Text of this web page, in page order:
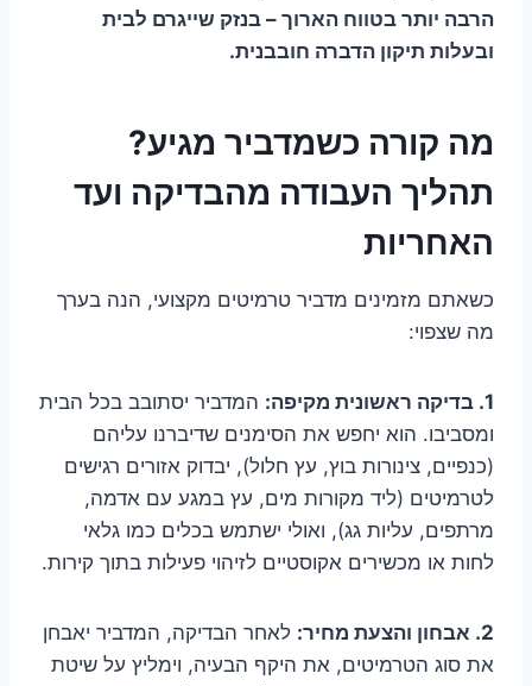
הרבה יותר בטווח הארוך – בנזק שייגרם לבית
ובעלות תיקון הדברה חובבנית.
מה קורה כשמדביר מגיע?
תהליך העבודה מהבדיקה ועד
האחריות
כשאתם מזמינים מדביר טרמיטים מקצועי, הנה בערך
מה שצפוי:
1. בדיקה ראשונית מקיפה:
המדביר יסתובב בכל הבית
ומסביבו. הוא יחפש את הסימנים שדיברנו עליהם
(כנפיים, צינורות בוץ, עץ חלול), יבדוק אזורים רגישים
לטרמיטים (ליד מקורות מים, עץ במגע עם אדמה,
מרתפים, עליות גג), ואולי ישתמש בכלים כמו גלאי
לחות או מכשירים אקוסטיים לזיהוי פעילות בתוך קירות.
2. אבחון והצעת מחיר:
לאחר הבדיקה, המדביר יאבחן
את סוג הטרמיטים, את היקף הבעיה, וימליץ על שיטת